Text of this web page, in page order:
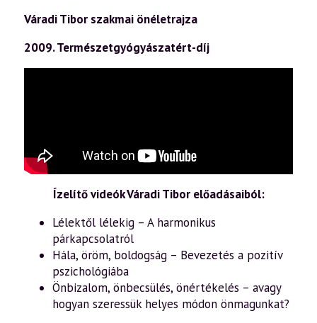
Váradi Tibor szakmai önéletrajza
2009. Természetgyógyászatért-díj
Ízelítő videók Váradi Tibor előadásaiból:
Lélektől lélekig – A harmonikus
párkapcsolatról
Hála, öröm, boldogság – Bevezetés a pozitív
pszichológiába
Önbizalom, önbecsülés, önértékelés – avagy
hogyan szeressük helyes módon önmagunkat?